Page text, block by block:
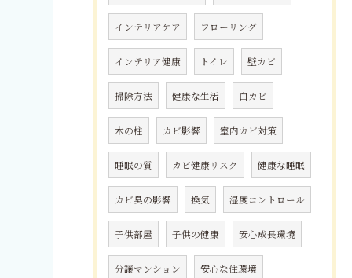
インテリアケア フローリング
インテリア健康 トイレ 壁カビ
掃除方法 健康な生活 白カビ
木の柱 カビ影響 室内カビ対策
睡眠の質 カビ健康リスク 健康な睡眠
カビ臭の影響 換気 湿度コントロール
子供部屋 子供の健康 安心成長環境
分譲マンション 安心な住環境